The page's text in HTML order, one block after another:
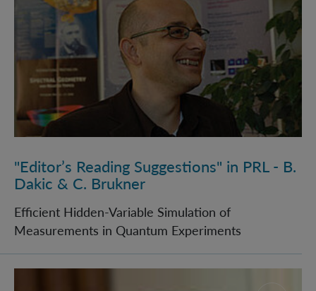
"Editor’s Reading Suggestions" in PRL - B.
Dakic & C. Brukner
Efficient Hidden-Variable Simulation of
Measurements in Quantum Experiments